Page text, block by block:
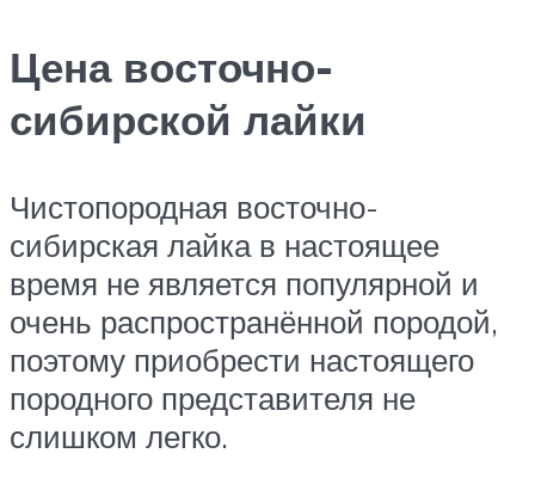
Цена восточно-
сибирской лайки
Чистопородная восточно-
сибирская лайка в настоящее
время не является популярной и
очень распространённой породой,
поэтому приобрести настоящего
породного представителя не
слишком легко.